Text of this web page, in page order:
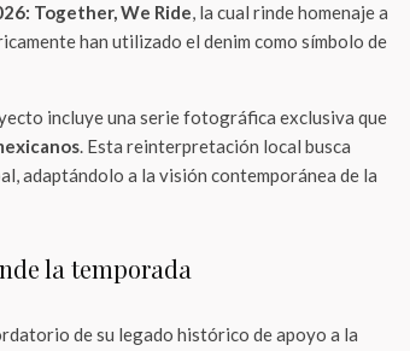
Together, We Ride, la cual rinde homenaje a
han utilizado el denim como símbolo de
incluye una serie fotográfica exclusiva que
. Esta reinterpretación local busca
adaptándolo a la visión contemporánea de la
la temporada
de su legado histórico de apoyo a la